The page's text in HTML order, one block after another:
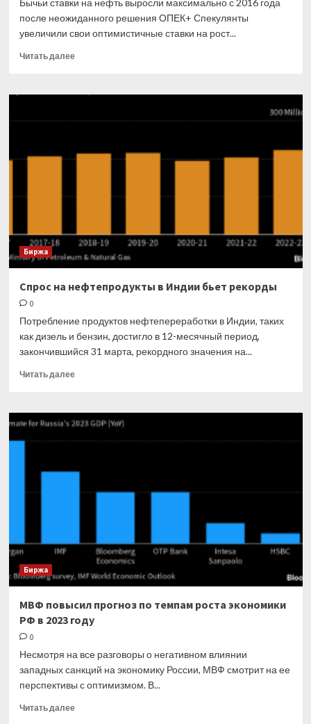
Бычьи ставки на нефть выросли максимально с 2016 года
после неожиданного решения ОПЕК+ Спекулянты
увеличили свои оптимистичные ставки на рост...
Читать далееПрочитать
Так
спекулянты
Биржа
Спрос на нефтепродукты в Индии бьет рекорды
0
Потребление продуктов нефтепереработки в Индии, таких
как дизель и бензин, достигло в 12-месячный период,
закончившийся 31 марта, рекордного значения на...
Читать далееПрочитать
Спрос
на
рекорды
Биржа
МВФ повысил прогноз по темпам роста экономики
РФ в 2023 году
0
Несмотря на все разговоры о негативном влиянии
западных санкций на экономику России, МВФ смотрит на ее
перспективы с оптимизмом. В...
Читать далееПрочитать